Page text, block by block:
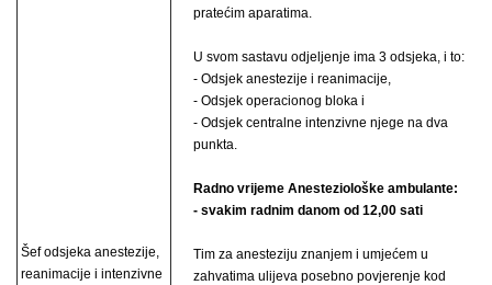
Šef odsjeka anestezije,
reanimacije i intenzivne
pratećim aparatima.
U svom sastavu odjeljenje ima 3 odsjeka, i to:
- Odsjek anestezije i reanimacije,
- Odsjek operacionog bloka i
- Odsjek centralne intenzivne njege na dva
punkta.
Radno vrijeme Anesteziološke ambulante:
- svakim radnim danom od 12,00 sati
Tim za anesteziju znanjem i umjećem u
zahvatima ulijeva posebno povjerenje kod